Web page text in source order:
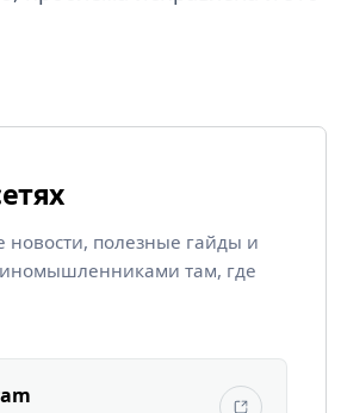
новости, полезные гайды и
там, где